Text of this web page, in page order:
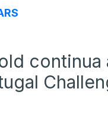
continua